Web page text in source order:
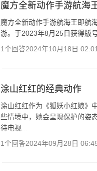
魔方全新动作手游航海
魔方全新动作手游航海王即航
游。于2023年8月25日获得版
1个回答2024年10月18日 02:01
涂山红红的经典动作
涂山红红作为《狐妖小红娘》
些情境中，她会呈现保护的姿
待电视...
1个回答2024年09月28日